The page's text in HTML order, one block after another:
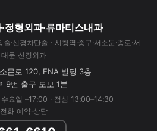
정형외과·류마티스내과
·신경차단술 · 시청역·중구·서소문·종로·서
대문 신경외과
문로 120, ENA 빌딩 3층
9번 출구 도보 1분
요일 –17:00 · 점심 13:00–14:30
전화 예약·상담